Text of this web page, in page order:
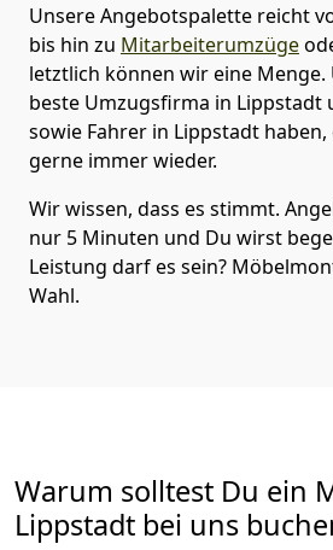
Unsere Angebotspalette reicht
bis hin zu Mitarbeiterumzüge
letztlich können wir eine Menge.
beste Umzugsfirma in Lippstadt
sowie Fahrer in Lippstadt
gerne immer wieder.
Wir wissen, dass es stimmt.
nur 5 Minuten und Du wirst
Leistung darf es sein?
Wahl.
Warum solltest Du ein
Lippstadt bei uns